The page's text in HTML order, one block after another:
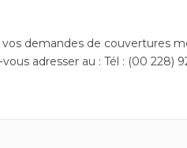
demandes de couvertures
adresser au : Tél : (00 228)